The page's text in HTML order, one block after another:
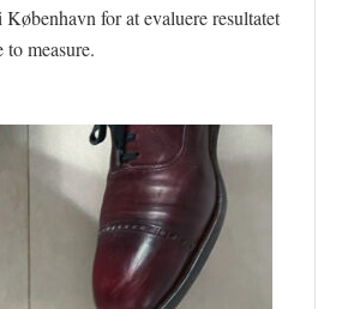
for at evaluere resultatet
measure.